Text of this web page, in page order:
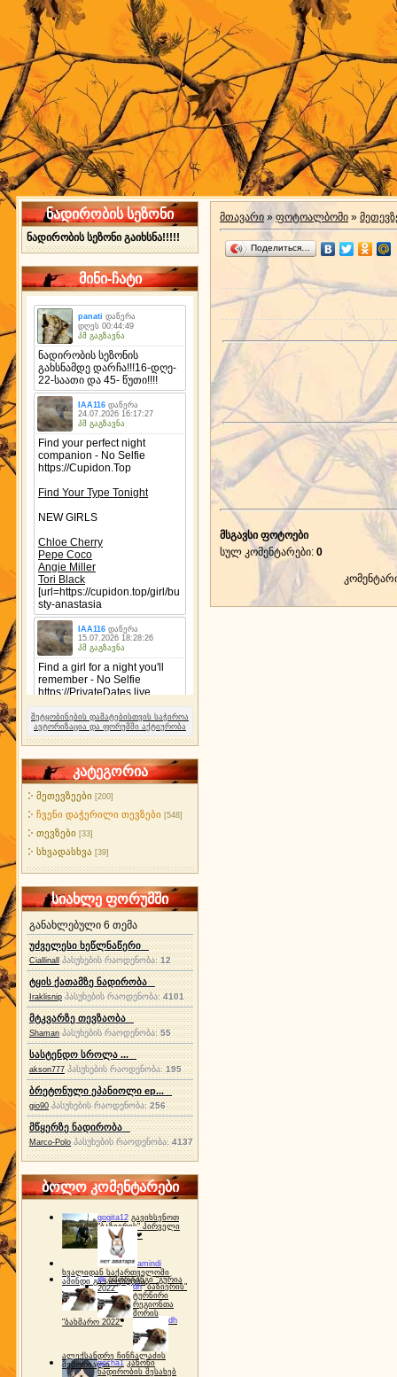
ნადირობის სეზონი
ნადირობის სეზონი გაიხსნა!!!!!
მინი-ჩატი
შეტყობინების დამატებისთვის საჭიროა
ავტორიზაცია და ფორუმში აქტიურობა
კატეგორია
მეთევზეები [200]
ჩვენი დაჭერილი თევზები [548]
თევზები [33]
სხვადასხვა [39]
სიახლე ფორუმში
განახლებული 6 თემა
უძველესი ხეწლნაწერი
Ciallinall პასუხების რაოდენობა:12
ტყის ქათამზე ნადირობა
Iraklisnip პასუხების რაოდენობა: 4101
მტკვარზე თევზაობა
Shaman პასუხების რაოდენობა:55
სასტენდო სროლა ...
akson777 პასუხების რაოდენობა:195
ბრეტონული ეპანიოლი ep...
gio90 პასუხების რაოდენობა:256
მწყერზე ნადირობა
Marco-Polo პასუხების რაოდენობა:4137
ბოლო კომენტარები
gogita12 გავიხსენოთ
"ბაზიერის" პირველი
ტურნირი ❤
amindi
ხვალიდან საქართველოში
ამინდი გაუარესდება
dh სპორტინგი "გურია
2022"
dh "ბაზიერის"
ტურნირი
რეგიონთა
შორის
"ბახმარო 2022"
dh
ალექსანდრე ჩინჩალაძის
მემორიალიgocha1 კანონი
ნადირობის შესახებ
მთავარი » ფოტოალბომი »
Поделиться…
მსგავსი ფოტოები
სულ კომენტარები: 0